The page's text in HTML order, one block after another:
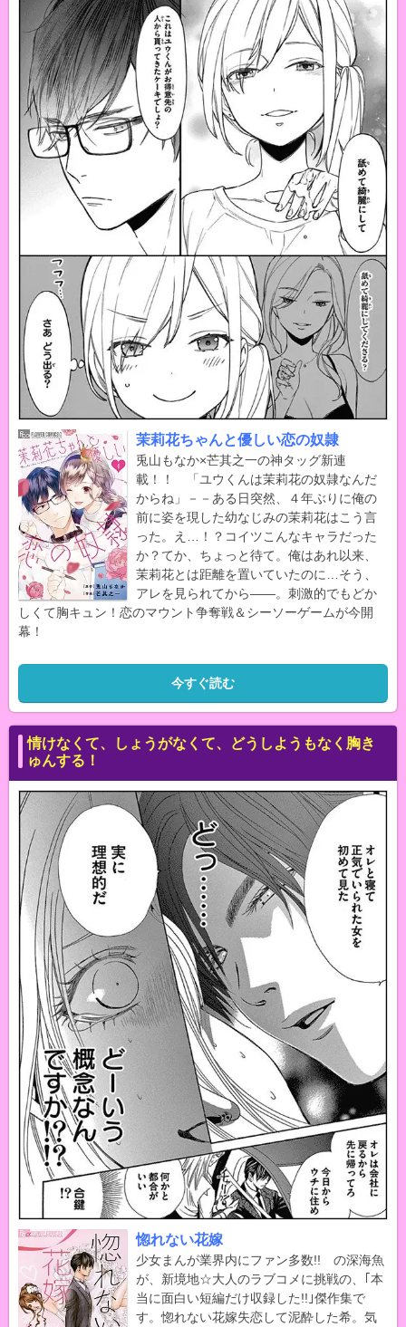
茉莉花ちゃんと優しい恋の奴隷
兎山もなか×芒其之一の神タッグ新連
載！！ 「ユウくんは茉莉花の奴隷なんだ
からね」－－ある日突然、４年ぶりに俺の
前に姿を現した幼なじみの茉莉花はこう言
った。え…！？コイツこんなキャラだった
か？てか、ちょっと待て。俺はあれ以来、
茉莉花とは距離を置いていたのに…そう、
アレを見られてから――。刺激的でもどか
しくて胸キュン！恋のマウント争奪戦＆シーソーゲームが今開
幕！
今すぐ読む
情けなくて、しょうがなくて、どうしようもなく胸き
ゅんする！
惚れない花嫁
少女まんが業界内にファン多数!! の深海魚
が、新境地☆大人のラブコメに挑戦の、｢本
当に面白い短編だけ収録した!!｣傑作集で
す。惚れない花嫁失恋して泥酔した希。気